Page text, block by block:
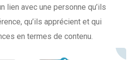
lien avec une personne qu’ils
qu’ils apprécient et qui
en termes de contenu.